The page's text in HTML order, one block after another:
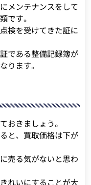
メンテナンスをして
です。
検を受けてきた証に
である整備記録簿が
ります。
おきましょう。
と、買取価格は下が
売る気がないと思わ
れいにすることが大